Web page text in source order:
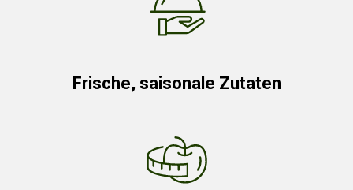
Frische, saisonale Zutaten